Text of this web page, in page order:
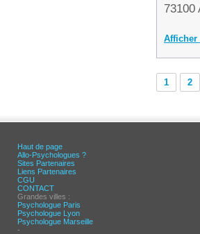
73100
Afficher
1 2
Haut de page
Allo-Psychologues ?
Sites Partenaires
Liens Partenaires
CGU
CONTACT
Grandes villes :
Psychologue Paris
Psychologue Lyon
Psychologue Marseille
-